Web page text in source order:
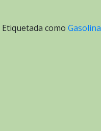
Etiquetada como Gasolina